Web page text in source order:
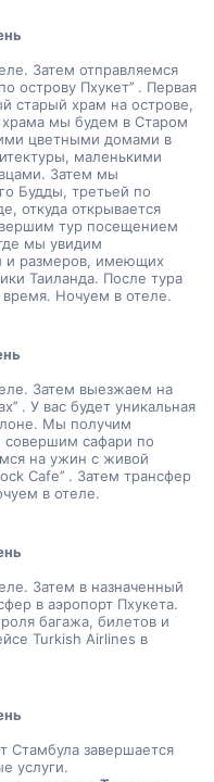
Затем отправляемся
острову Пхукет’’ . Первая
старый храм на острове,
мы будем в Старом
цветными домами в
маленькими
Затем мы
Будды, третьей по
откуда открывается
тур посещением
где мы увидим
и размеров, имеющих
Таиланда. После тура
Ночуем в отеле.
Затем выезжаем на
. У вас будет уникальная
Мы получим
совершим сафари по
на ужин с живой
Cafe’’ . Затем трансфер
в отеле.
Затем в назначенный
в аэропорт Пхукета.
багажа, билетов и
Turkish Airlines в
Стамбула завершается
услуги.